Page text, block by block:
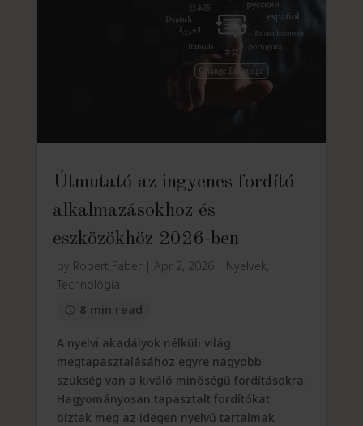
Útmutató az ingyenes fordító
alkalmazásokhoz és
eszközökhöz 2026-ben
by Robert Faber| Apr 2, 2026| Nyelvek
Technológia
8 min read
A nyelvi akadályok nélküli világ
megtapasztalásához egyre nagyobb
szükség van a kiváló minőségű fordításokra.
Hagyományosan tapasztalt fordítókat
bíztak meg az idegen nyelvű tartalmak